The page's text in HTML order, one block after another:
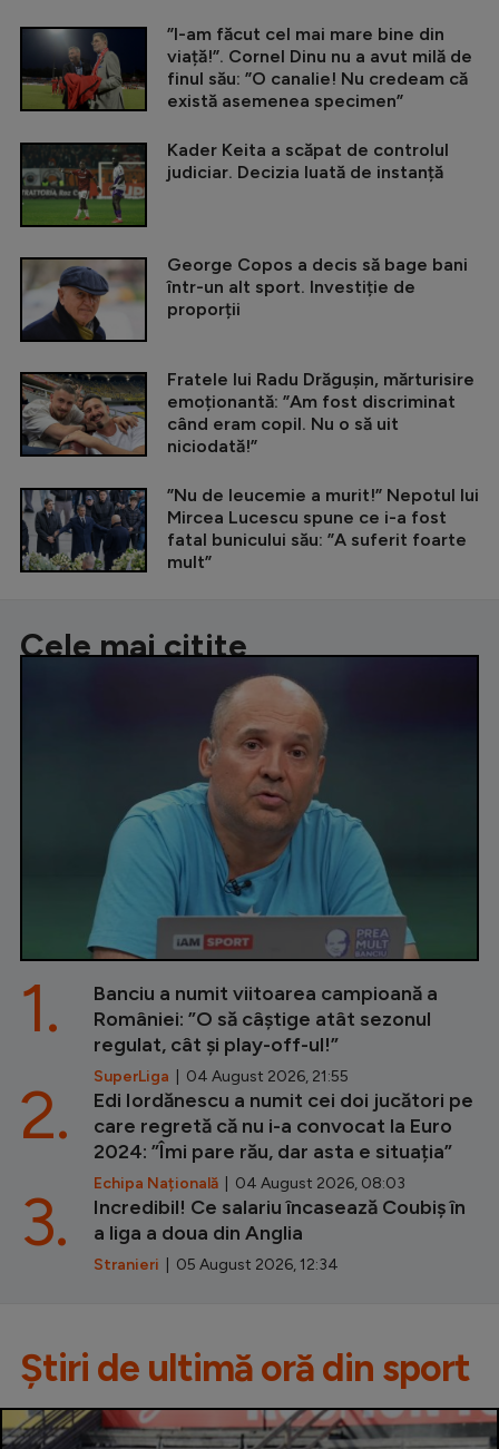
”I-am făcut cel mai mare bine din
viață!”. Cornel Dinu nu a avut milă de
finul său: ”O canalie! Nu credeam că
există asemenea specimen”
Kader Keita a scăpat de controlul
judiciar. Decizia luată de instanță
George Copos a decis să bage bani
într-un alt sport. Investiție de
proporții
Fratele lui Radu Drăgușin, mărturisire
emoționantă: ”Am fost discriminat
când eram copil. Nu o să uit
niciodată!”
”Nu de leucemie a murit!” Nepotul lui
Mircea Lucescu spune ce i-a fost
fatal bunicului său: ”A suferit foarte
mult”
Cele mai citite
Banciu a numit viitoarea campioană a
României: ”O să câștige atât sezonul
regulat, cât și play-off-ul!”
SuperLiga | 04 August 2026, 21:55
1.
Edi Iordănescu a numit cei doi jucători pe
care regretă că nu i-a convocat la Euro
2024: ”Îmi pare rău, dar asta e situația”
Echipa Națională | 04 August 2026, 08:03
2.
Incredibil! Ce salariu încasează Coubiș în
a liga a doua din Anglia
Stranieri | 05 August 2026, 12:34
3.
Știri de ultimă oră din sport